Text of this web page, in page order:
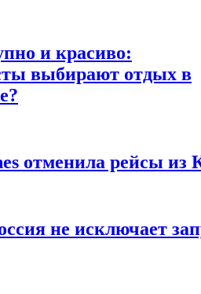
и красиво:
выбирают отдых в
отменила рейсы из
не исключает